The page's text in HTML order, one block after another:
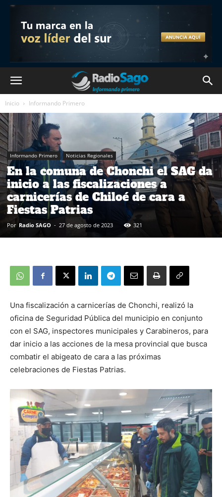
Inicio Informando Primero
Informando Primero Noticias Regionales
En la comuna de Chonchi el SAG da
inicio a las fiscalizaciones a
carnicerías de Chiloé de cara a
Fiestas Patrias
Por Radio SAGO - 27 de agosto de 2023 321
Una fiscalización a carnicerías de Chonchi, realizó la
oficina de Seguridad Pública del municipio en conjunto
con el SAG, inspectores municipales y Carabineros, para
dar inicio a las acciones de la mesa provincial que busca
combatir el abigeato de cara a las próximas
celebraciones de Fiestas Patrias.